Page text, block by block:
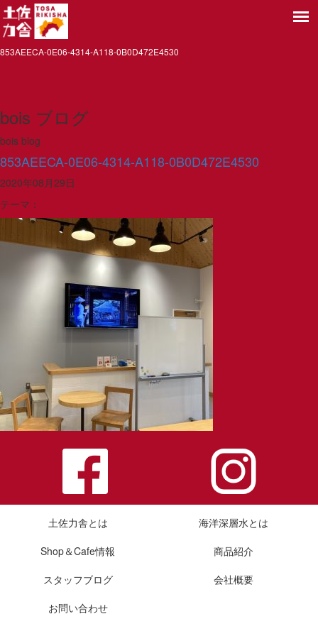
853AEECA-0E06-4314-A118-0B0D472E4530
bois ブログ
bois blog
853AEECA-0E06-4314-A118-0B0D472E4530
2020年08月29日
テーマ：
土佐力舎とは
海洋深層水とは
Shop＆Cafe情報
商品紹介
スタッフブログ
会社概要
お問い合わせ